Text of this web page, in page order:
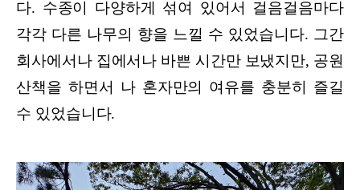
다. 수종이 다양하게 섞여 있어서 걸음걸음마다
각각 다른 나무의 향을 느낄 수 있었습니다. 그간
회사에서나 집에서나 바쁜 시간만 보냈지만, 공원
산책을 하면서 나 혼자만의 여유를 충분히 즐길
수 있었습니다.